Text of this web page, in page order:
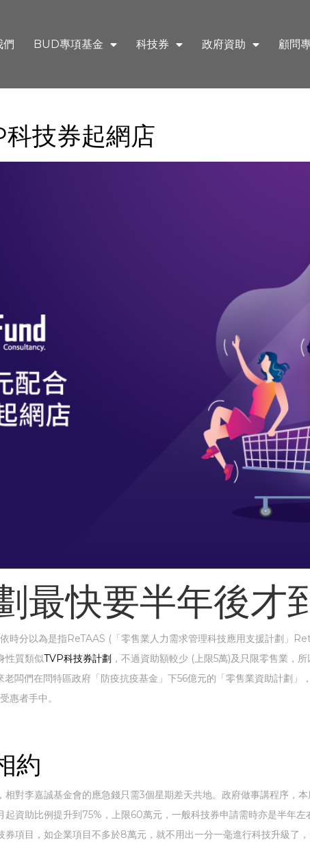
們 BUD專項基金 科技券 政府資助 顧問
技券起網店
最快要半年後才
依時分以為是指ReTAAS (「零售業人力需求管理科技應用支援計劃
質類似TVP科技券計劃 ，不過資助額較少 (上限5萬)及只限零售業，
闆們在問特區政府「防疫抗疫基金」下56億元的「零售業資助計劃
惠者手中。
約
對李嘉誠基金會的應急錢只需3個星期差天共地。政府做事講程序，
資助比例提升到75%，上限60萬元，一般科技券申請需時亦是半年左
項目，如企業項目不多於8萬元，就不用出一分一毫進行科技升級了